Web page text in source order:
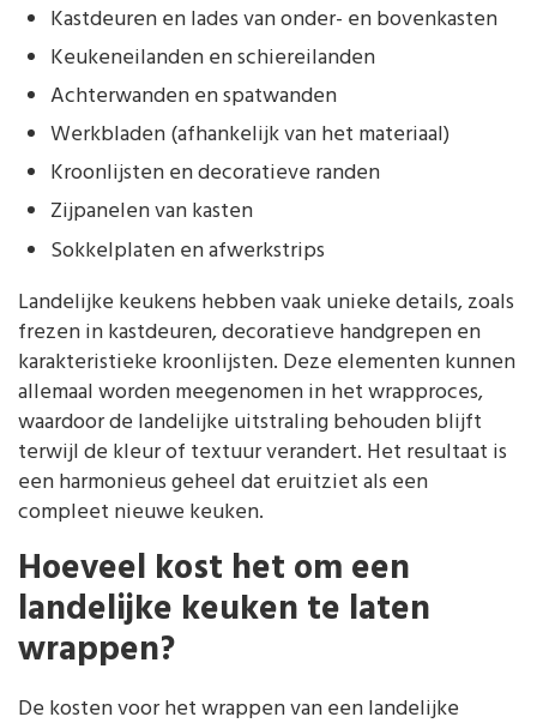
Kastdeuren en lades van onder- en bovenkasten
Keukeneilanden en schiereilanden
Achterwanden en spatwanden
Werkbladen (afhankelijk van het materiaal)
Kroonlijsten en decoratieve randen
Zijpanelen van kasten
Sokkelplaten en afwerkstrips
Landelijke keukens hebben vaak unieke details, zoals
frezen in kastdeuren, decoratieve handgrepen en
karakteristieke kroonlijsten. Deze elementen kunnen
allemaal worden meegenomen in het wrapproces,
waardoor de landelijke uitstraling behouden blijft
terwijl de kleur of textuur verandert. Het resultaat is
een harmonieus geheel dat eruitziet als een
compleet nieuwe keuken.
Hoeveel kost het om een
landelijke keuken te laten
wrappen?
De kosten voor het wrappen van een landelijke